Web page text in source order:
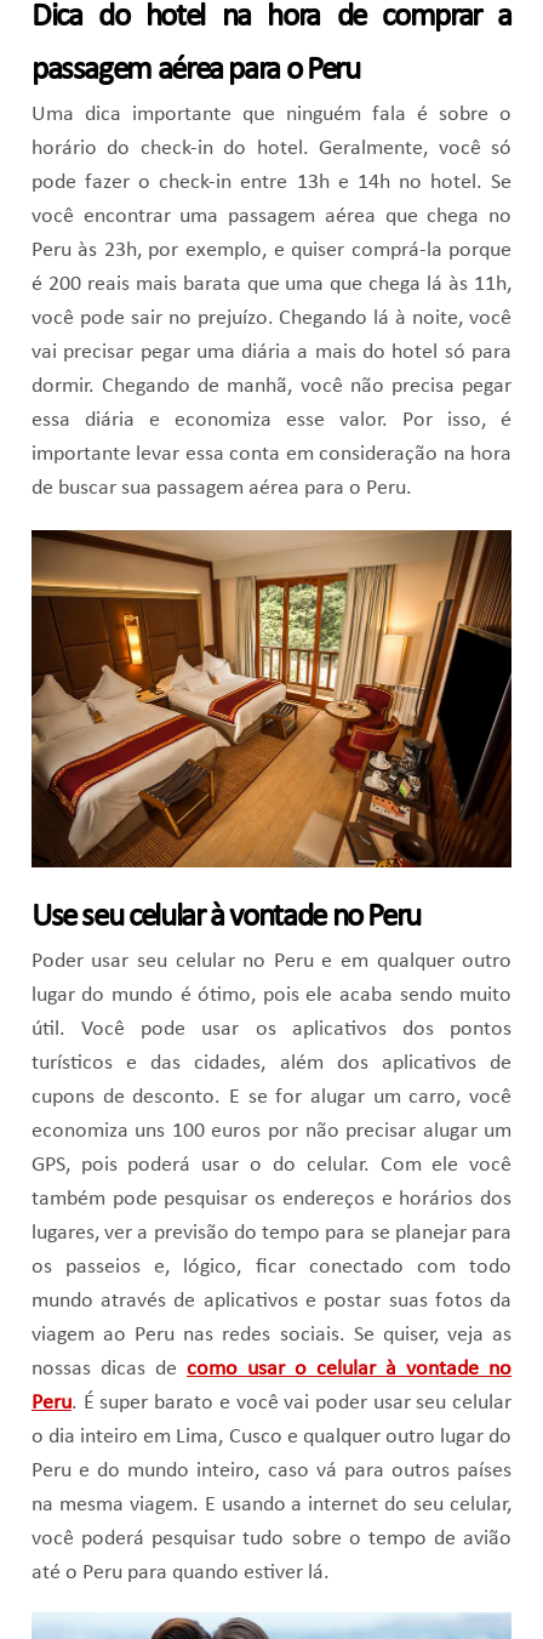
Dica do hotel na hora de comprar a
passagem aérea para o Peru
Uma dica importante que ninguém fala é sobre o
horário do check-in do hotel. Geralmente, você só
pode fazer o check-in entre 13h e 14h no hotel. Se
você encontrar uma passagem aérea que chega no
Peru às 23h, por exemplo, e quiser comprá-la porque
é 200 reais mais barata que uma que chega lá às 11h,
você pode sair no prejuízo. Chegando lá à noite, você
vai precisar pegar uma diária a mais do hotel só para
dormir. Chegando de manhã, você não precisa pegar
essa diária e economiza esse valor. Por isso, é
importante levar essa conta em consideração na hora
de buscar sua passagem aérea para o Peru.
Use seu celular à vontade no Peru
Poder usar seu celular no Peru e em qualquer outro
lugar do mundo é ótimo, pois ele acaba sendo muito
útil. Você pode usar os aplicativos dos pontos
turísticos e das cidades, além dos aplicativos de
cupons de desconto. E se for alugar um carro, você
economiza uns 100 euros por não precisar alugar um
GPS, pois poderá usar o do celular. Com ele você
também pode pesquisar os endereços e horários dos
lugares, ver a previsão do tempo para se planejar para
os passeios e, lógico, ficar conectado com todo
mundo através de aplicativos e postar suas fotos da
viagem ao Peru nas redes sociais. Se quiser, veja as
nossas dicas de como usar o celular à vontade no
Peru. É super barato e você vai poder usar seu celular
o dia inteiro em Lima, Cusco e qualquer outro lugar do
Peru e do mundo inteiro, caso vá para outros países
na mesma viagem. E usando a internet do seu celular,
você poderá pesquisar tudo sobre o tempo de avião
até o Peru para quando estiver lá.